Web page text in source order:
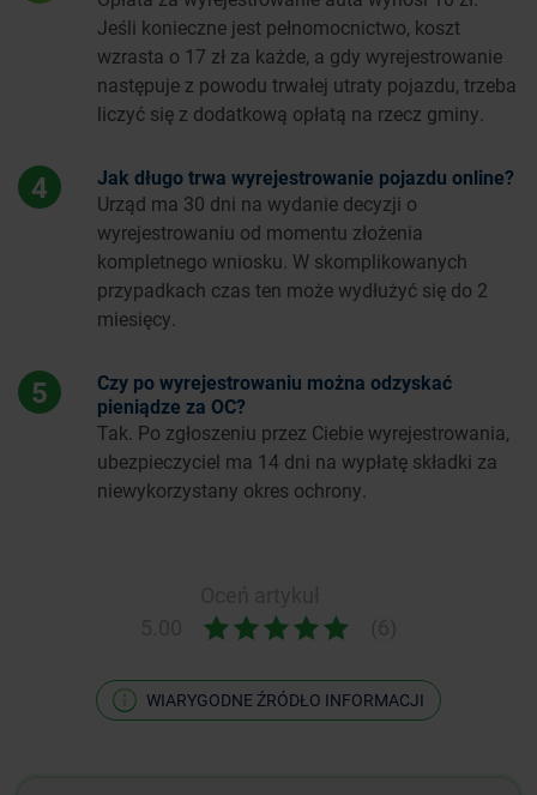
Jeśli konieczne jest pełnomocnictwo, koszt
wzrasta o 17 zł za każde, a gdy wyrejestrowanie
następuje z powodu trwałej utraty pojazdu, trzeba
liczyć się z dodatkową opłatą na rzecz gminy.
4
Jak długo trwa wyrejestrowanie pojazdu online?
Urząd ma 30 dni na wydanie decyzji o
wyrejestrowaniu od momentu złożenia
kompletnego wniosku. W skomplikowanych
przypadkach czas ten może wydłużyć się do 2
miesięcy.
5
Czy po wyrejestrowaniu można odzyskać
pieniądze za OC?
Tak. Po zgłoszeniu przez Ciebie wyrejestrowania,
ubezpieczyciel ma 14 dni na wypłatę składki za
niewykorzystany okres ochrony.
WIARYGODNE ŹRÓDŁO INFORMACJI